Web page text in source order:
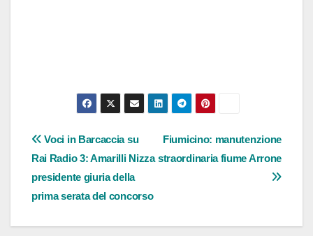
Navigazione
articoli
Fiumicino: manutenzione
straordinaria fiume Arrone
Voci in Barcaccia su
Rai Radio 3: Amarilli Nizza
presidente giuria della
prima serata del concorso